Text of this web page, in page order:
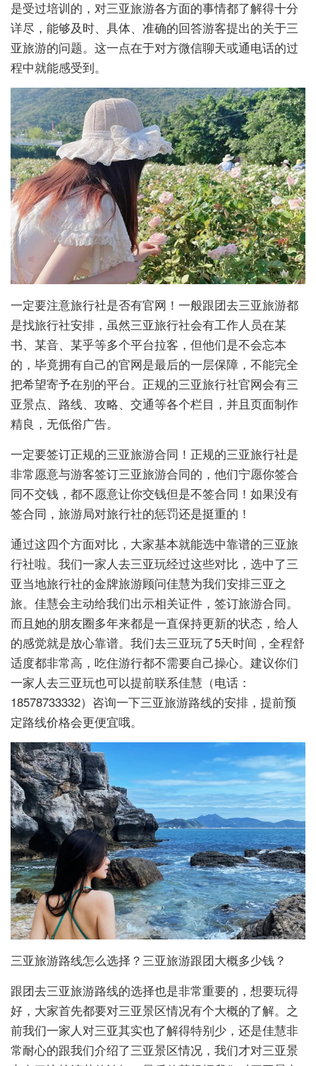
是受过培训的，对三亚旅游各方面的事情都了解得十分
详尽，能够及时、具体、准确的回答游客提出的关于三
亚旅游的问题。这一点在于对方微信聊天或通电话的过
程中就能感受到。
一定要注意旅行社是否有官网！一般跟团去三亚旅游都
是找旅行社安排，虽然三亚旅行社会有工作人员在某
书、某音、某乎等多个平台拉客，但他们是不会忘本
的，毕竟拥有自己的官网是最后的一层保障，不能完全
把希望寄予在别的平台。正规的三亚旅行社官网会有三
亚景点、路线、攻略、交通等各个栏目，并且页面制作
精良，无低俗广告。
一定要签订正规的三亚旅游合同！正规的三亚旅行社是
非常愿意与游客签订三亚旅游合同的，他们宁愿你签合
同不交钱，都不愿意让你交钱但是不签合同！如果没有
签合同，旅游局对旅行社的惩罚还是挺重的！
通过这四个方面对比，大家基本就能选中靠谱的三亚旅
行社啦。我们一家人去三亚玩经过这些对比，选中了三
亚当地旅行社的金牌旅游顾问佳慧为我们安排三亚之
旅。佳慧会主动给我们出示相关证件，签订旅游合同。
而且她的朋友圈多年来都是一直保持更新的状态，给人
的感觉就是放心靠谱。我们去三亚玩了5天时间，全程舒
适度都非常高，吃住游行都不需要自己操心。建议你们
一家人去三亚玩也可以提前联系佳慧（电话：
18578733332）咨询一下三亚旅游路线的安排，提前预
定路线价格会更便宜哦。
三亚旅游路线怎么选择？三亚旅游跟团大概多少钱？
跟团去三亚旅游路线的选择也是非常重要的，想要玩得
好，大家首先都要对三亚景区情况有个大概的了解。之
前我们一家人对三亚其实也了解得特别少，还是佳慧非
常耐心的跟我们介绍了三亚景区情况，我们才对三亚景